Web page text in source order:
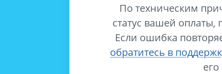
По техническим
статус вашей оплаты,
Если ошибка
обратитесь в
его